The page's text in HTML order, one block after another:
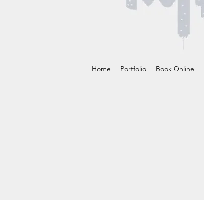
Home Portfolio Book Online